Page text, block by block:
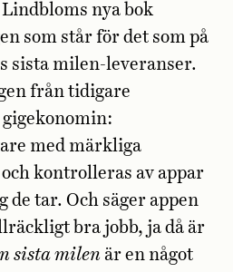
nya bok
som står för det som på
sista milen-leveranser.
från tidigare
med märkliga
kontrolleras av appar
de tar. Och säger appen
bra jobb, ja då är
sista milen är en något